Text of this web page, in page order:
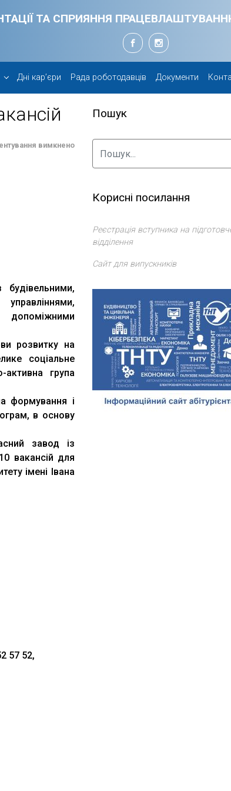
ТА СПРИЯННЯ
Дні кар’єри Рада роботодавців Документи
вимкнено
допоміжними
розвитку на
соціальне
група
формування і
в основу
завод із
вакансій для
імені Івана
57 52,
Пошук
Корисні посилання
Реєстрація вступника на
відділення
Сайт для випускників